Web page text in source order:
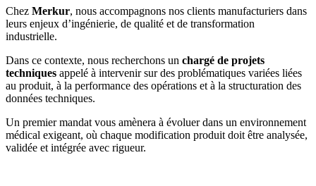
Chez Merkur, nous accompagnons nos clients manufacturiers dans
leurs enjeux d’ingénierie, de qualité et de transformation
industrielle.
Dans ce contexte, nous recherchons un chargé de projets
techniques appelé à intervenir sur des problématiques variées liées
au produit, à la performance des opérations et à la structuration des
données techniques.
Un premier mandat vous amènera à évoluer dans un environnement
médical exigeant, où chaque modification produit doit être analysée,
validée et intégrée avec rigueur.